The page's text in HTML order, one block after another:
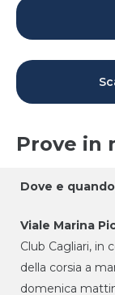
Prove in
Dove e
Viale Marina
Club Cagliari, in
della corsia a
domenica